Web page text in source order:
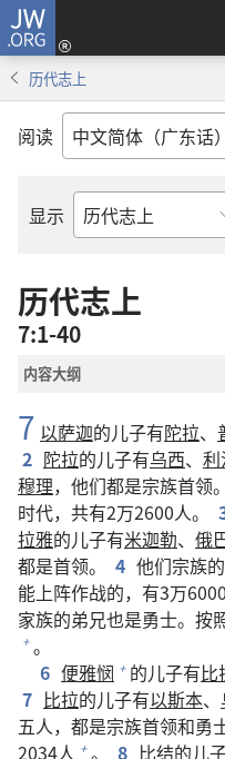
JW.ORG
历代志上
阅读
显示
圣
经
卷
历代志上
7:1-40
内容大纲
7 以萨迦的儿子有陀拉、
2 陀拉的儿子有乌西、
穆理，他们都是宗族首领。
时代，共有2万2600人。
拉雅的儿子有米迦勒、 俄
都是首领。
4 他们宗族
能上阵作战的，有3万6000
家族的弟兄也是勇士。按
+ 。
6 便雅悯 + 的儿子有比
7 比拉的儿子有以斯本、
五人，都是宗族首领和勇
2034人 + 。 8 比结的儿